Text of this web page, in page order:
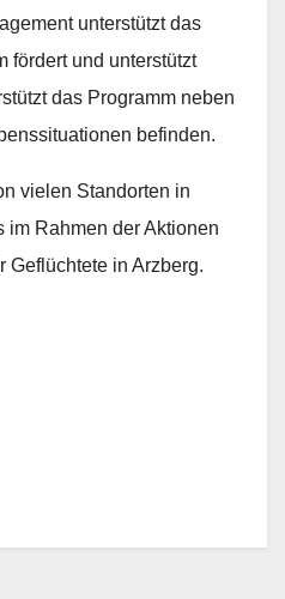
unterstützt das
fördert und unterstützt
das Programm neben
befinden.
vielen Standorten in
im Rahmen der Aktionen
r Geflüchtete in Arzberg.